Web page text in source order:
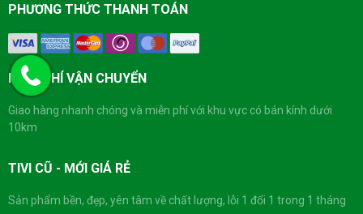
PHƯƠNG THỨC THANH TOÁN
MIỄN PHÍ VẬN CHUYỂN
Giao hàng nhanh chóng và miễn phí với khu vực có bán kính dưới
10km
TIVI CŨ - MỚI GIÁ RẺ
Sản phẩm bền, đẹp, yên tâm về chất lượng, lỗi 1 đổi 1 trong 1 tháng